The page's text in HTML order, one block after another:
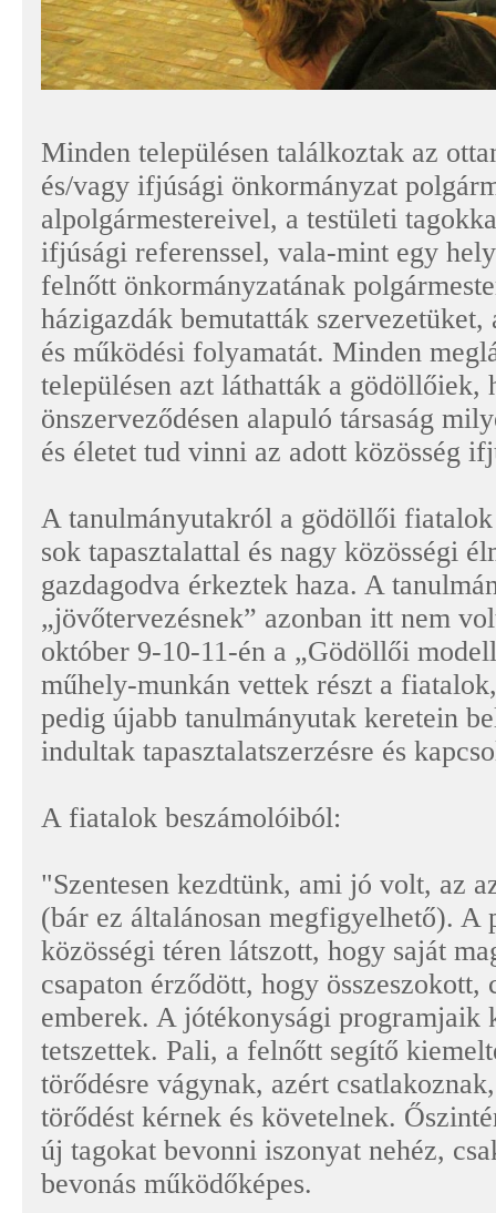
Minden településen találkoztak az
és/vagy ifjúsági önkormányzat
alpolgármestereivel, a testületi
ifjúsági referenssel, vala-mint egy
felnőtt önkormányzatának
házigazdák bemutatták
és működési folyamatát. Minden
településen azt láthatták a gödöllőiek,
önszerveződésen alapuló társaság
és életet tud vinni az adott közösség
A tanulmányutakról a gödöllői fiatalok
sok tapasztalattal és nagy közösségi
gazdagodva érkeztek haza. A
„jövőtervezésnek” azonban itt nem
október 9-10-11-én a „Gödöllői
műhely-munkán vettek részt a
pedig újabb tanulmányutak keretein
indultak tapasztalatszerzésre és
A fiatalok beszámolóiból:
"Szentesen kezdtünk, ami jó volt, az
(bár ez általánosan megfigyelhető). A
közösségi téren látszott, hogy saját
csapaton érződött, hogy összeszokott,
emberek. A jótékonysági programjaik
tetszettek. Pali, a felnőtt segítő
törődésre vágynak, azért
törődést kérnek és követelnek.
új tagokat bevonni iszonyat nehéz,
bevonás működőképes.